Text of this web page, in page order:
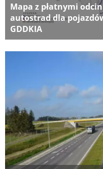
Mapa z płatnymi
autostrad dla
GDDKIA